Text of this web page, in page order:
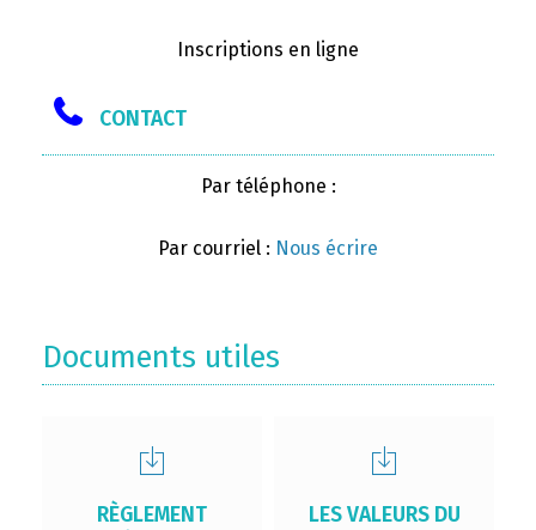
Inscriptions en ligne
CONTACT
Par téléphone :
Par courriel : Nous écrire
Documents utiles
RÈGLEMENT
LES VALEURS DU